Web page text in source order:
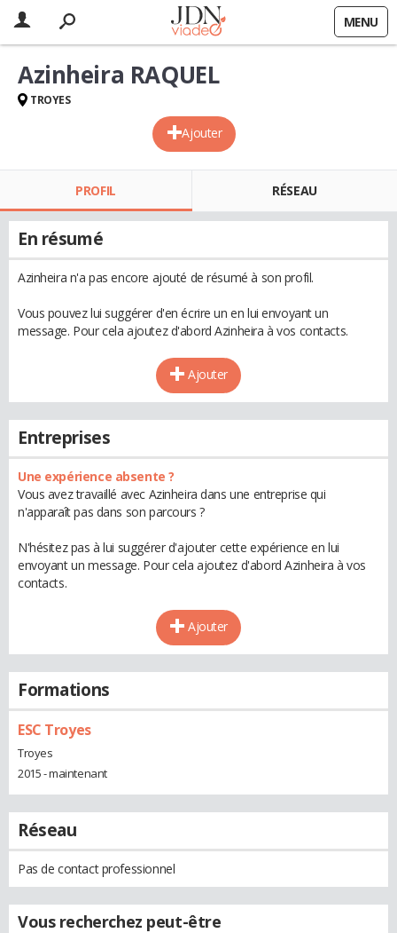
MENU
Ajouter
Azinheira RAQUEL
TROYES
PROFIL RÉSEAU
En résumé
Azinheira n'a pas encore ajouté de résumé à son profil.
Vous pouvez lui suggérer d'en écrire un en lui envoyant un
message. Pour cela ajoutez d'abord Azinheira à vos contacts.
Ajouter
Entreprises
Une expérience absente ?
Vous avez travaillé avec Azinheira dans une entreprise qui
n'apparaît pas dans son parcours ?
N'hésitez pas à lui suggérer d'ajouter cette expérience en lui
envoyant un message. Pour cela ajoutez d'abord Azinheira à vos
contacts.
Ajouter
Formations
ESC Troyes
Troyes
2015 - maintenant
Réseau
Pas de contact professionnel
Vous recherchez peut-être